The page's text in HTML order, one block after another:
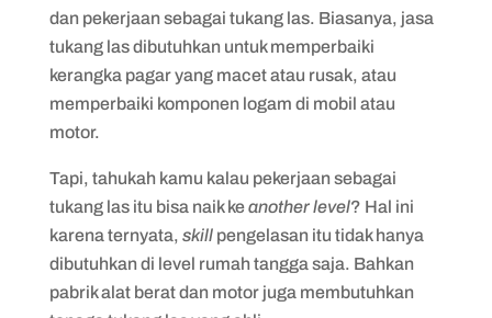
dan pekerjaan sebagai tukang las. Biasanya, jasa
tukang las dibutuhkan untuk memperbaiki
kerangka pagar yang macet atau rusak, atau
memperbaiki komponen logam di mobil atau
motor.
Tapi, tahukah kamu kalau pekerjaan sebagai
tukang las itu bisa naik keanother level? Hal ini
karena ternyata, skillpengelasan itu tidak hanya
dibutuhkan di level rumah tangga saja. Bahkan
pabrik alat berat dan motor juga membutuhkan